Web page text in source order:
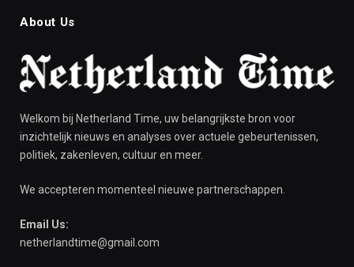
About Us
Welkom bij Netherland Time, uw belangrijkste bron voor
inzichtelijk nieuws en analyses over actuele gebeurtenissen,
politiek, zakenleven, cultuur en meer.
We accepteren momenteel nieuwe partnerschappen.
Email Us:
netherlandtime@gmail.com